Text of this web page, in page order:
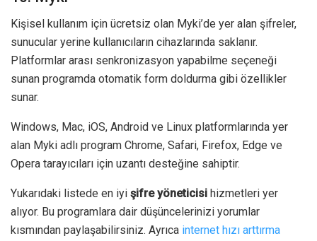
Kişisel kullanım için ücretsiz olan Myki’de yer alan şifreler,
sunucular yerine kullanıcıların cihazlarında saklanır.
Platformlar arası senkronizasyon yapabilme seçeneği
sunan programda otomatik form doldurma gibi özellikler
sunar.
Windows, Mac, iOS, Android ve Linux platformlarında yer
alan Myki adlı program Chrome, Safari, Firefox, Edge ve
Opera tarayıcıları için uzantı desteğine sahiptir.
Yukarıdaki listede en iyi şifre yöneticisi hizmetleri yer
alıyor. Bu programlara dair düşüncelerinizi yorumlar
kısmından paylaşabilirsiniz. Ayrıca internet hızı arttırma